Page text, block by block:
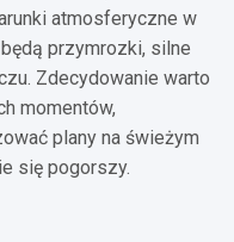
atmosferyczne w
przymrozki, silne
Zdecydowanie warto
momentów,
plany na świeżym
się pogorszy.